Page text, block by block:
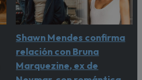
Shawn Mendes confirma
relación con Bruna
Marquezine, ex de